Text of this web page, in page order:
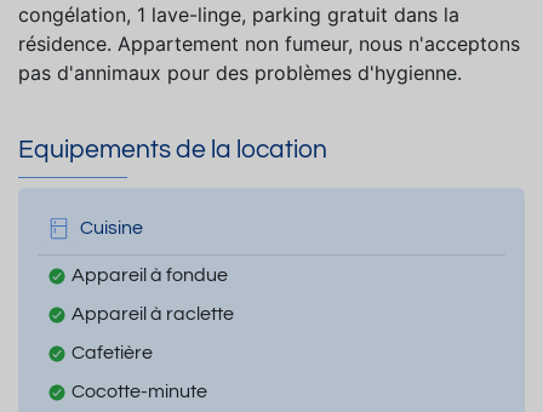
congélation, 1 lave-linge, parking gratuit dans la
résidence. Appartement non fumeur, nous n'acceptons
pas d'annimaux pour des problèmes d'hygienne.
Equipements de la location
Cuisine
Appareil à fondue
Appareil à raclette
Cafetière
Cocotte-minute